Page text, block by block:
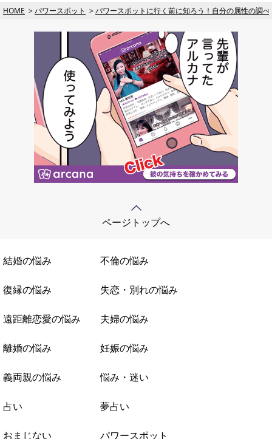
HOME パワースポット パワースポットに行く前に知ろう！自分の属性の調
ページトップへ
結婚の悩み 不倫の悩み
復縁の悩み 失恋・別れの悩み
遠距離恋愛の悩み 夫婦の悩み
離婚の悩み 妊娠の悩み
義両親の悩み 悩み・迷い
占い 夢占い
おまじない パワースポット